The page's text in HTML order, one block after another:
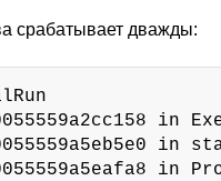
срабатывает дважды:
in
in
in